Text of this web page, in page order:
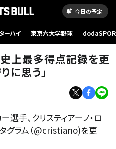
今日の予定
ーハイ 東京六大学野球
史上最多得点記録を更
に思う」
手、クリスティアーノ・ロ
グラム（@cristiano)を更